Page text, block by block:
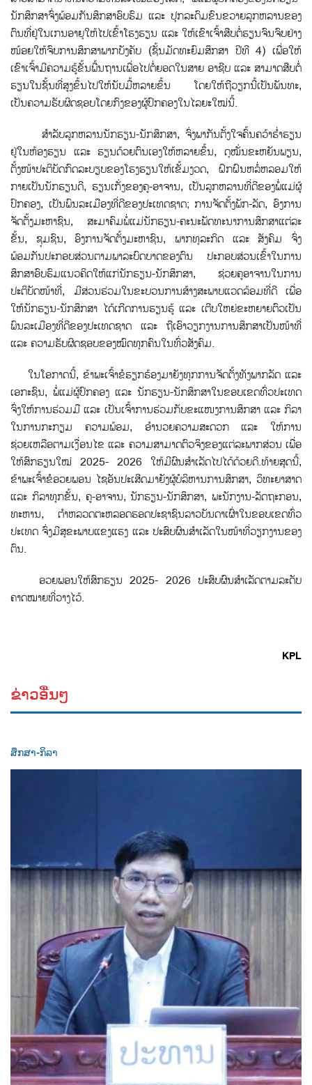
ນັກສຶກສາຈົ່ງພ້ອມກັນສຶກສາອົບຮົມ ແລະ ປຸກລະດົມຂົນຂວາຍລູກຫລານຂອງ
ຕົນທີ່ຢູ່ໃນເກນອາຍຸໃຫ້ໄປເຂົ້າໂຮງຮຽນ ແລະ ໃຫ້ເຂົາເຈົ້າສືບຕໍ່ຮຽນຈົນຈົບຢ່າງ
ໜ້ອຍໃຫ້ຈົບການສຶກສາພາກບັງຄັບ (ຊັ້ນມັດທະຍົມສຶກສາ ປີທີ 4) ເພ່ືອໃຫ້
ເຂົາເຈົ້າມີຄວາມຮູ້ຂັ້ນພື້ນຖານເພື່ອໄປຕໍ່ຍອດໃນສາຍ ອາຊີບ ແລະ ສາມາດສືບຕໍ່
ຮຽນໃນຊັ້ນທ່ີສູງຂຶ້ນໄປໃຫ້ນັບມື້ຫລາຍຂຶ້ນ ໂດຍໃຫ້ຖືວຽກນີ້ເປັນພັນທະ,
ເປັນຄວາມຮັບຜິດຊອບໂດຍກົງຂອງຜູ້ປົກຄອງໃນໄລຍະໃໝ່ນີ້.
ສຳລັບລູກຫລານນັກຮຽນ-ນັກສຶກສາ, ຈົ່ງພາກັນຕັ້ງໃຈຄົ້ນຄວ້າຮ່ຳຮຽນ
ຢູ່ໃນຫ້ອງຮຽນ ແລະ ຮຽນດ້ວຍຕົນເອງໃຫ້ຫລາຍຂຶ້ນ, ດຸໝັ່ນຂະຫຍັນພຽນ,
ຕັ້ງໜ້າປະຕິບັດກົດລະບຽບຂອງໂຮງຮຽນໃຫ້ເຂັ້ມງວດ, ຝຶກຝົນຫລໍ່ຫລອມໃຫ້
ກາຍເປັນນັກຮຽນດີ, ຮຽນເກັ່ງຂອງຄູ-ອາຈານ, ເປັນລູກຫລານທີ່ດີຂອງພໍ່ແມ່ຜູ້
ປົກຄອງ, ເປັນພົນລະເມືອງທີ່ດີຂອງປະເທດຊາດ; ການຈັດຕ້ັງພັກ-ລັດ, ອົງການ
ຈັດຕັ້ງມະຫາຊົນ, ສະມາຄົມພໍ່ແມ່ນັກຮຽນ-ຄະນະພັດທະນາການສຶກສາແຕ່ລະ
ຂັ້ນ, ຊຸມຊົນ, ອົງການຈັດຕັ້ງມະຫາຊົນ, ພາກທຸລະກິດ ແລະ ສັງຄົມ ຈົ່ງ
ພ້ອມກັນປະກອບສ່ວນຕາມພາລະບົດບາດຂອງຕົນ ປະກອບສ່ວນເຂົ້າໃນການ
ສຶກສາອົບຮົມແນວຄິດໃຫ້ແກ່ນັກຮຽນ-ນັກສຶກສາ, ຊ່ວຍຄູອາຈານໃນການ
ປະຕິບັດໜ້າທີ່, ມີສ່ວນຮ່ວມໃນຂະບວນການສ້າງສະພາບແວດລ້ອມທີ່ດີ ເພ່ືອ
ໃຫ້ນັກຮຽນ-ນັກສຶກສາ ໄດ້ເກີດການຮຽນຮູ້ ແລະ ເຕີບໃຫຍ່ຂະຫຍາຍຕົວເປັນ
ພົນລະເມືອງທີ່ດີຂອງປະເທດຊາດ ແລະ ຖືເອົາວຽກງານການສຶກສາເປັນໜ້າທີ່
ແລະ ຄວາມຮັບຜິດຊອບຂອງໝົດທຸກຄົນໃນທົ່ວສັງຄົມ.
ໃນໂອກາດນີ້, ຂ້າພະເຈົ້າຂໍຮຽກຮ້ອງມາຍັງທຸກການຈັດຕັ້ງທັງພາກລັດ ແລະ
ເອກະຊົນ, ພໍ່ແມ່ຜູ້ປົກຄອງ ແລະ ນັກຮຽນ-ນັກສຶກສາໃນຂອບເຂດທົ່ວປະເທດ
ຈົ່ງໃຫ້ການຮ່ວມມື ແລະ ເປັນເຈົ້າການຮ່ວມກັບຂະແໜງການສຶກສາ ແລະ ກິລາ
ໃນການກະກຽມ ຄວາມພ້ອມ, ອໍານວຍຄວາມສະດວກ ແລະ ໃຫ້ການ
ຊ່ວຍເຫລືອຕາມເງື່ອນໄຂ ແລະ ຄວາມສາມາດຕົວຈິງຂອງແຕ່ລະພາກສ່ວນ ເພື່ອ
ໃຫ້ສົກຮຽນໃໝ່ 2025- 2026 ໃຫ້ມີຜົນສໍາເລັດໄປໄດ້ດ້ວຍດີ.ທ້າຍສຸດນີ້,
ຂ້າພະເຈົ້າຂໍອວຍພອນ ໄຊອັນປະເສີດມາຍັງຜູ້ບໍລິຫານການສຶກສາ, ວິທະຍາສາດ
ແລະ ກິລາທຸກຂ້ັນ, ຄູ-ອາຈານ, ນັກຮຽນ-ນັກສຶກສາ, ພະນັກງານ-ລັດຖະກອນ,
ທະຫານ, ຕຳຫລວດຕະຫລອດຮອດປະຊາຊົນລາວບັນດາເຜົ່າໃນຂອບເຂດທົ່ວ
ປະເທດ ຈົ່ງມີສຸຂະພາບແຂງແຮງ ແລະ ປະສົບຜົນສຳເລັດໃນໜ້າທີ່ວຽກງານຂອງ
ຕົນ.
ອວຍພອນໃຫ້ສົກຮຽນ 2025- 2026 ປະສົບຜົນສໍາເລັດຕາມລະດັບ
ຄາດໝາຍທີ່ວາງໄວ້.
KPL
ຂ່າວອື່ນໆ
ສຶກສາ-ກິລາ